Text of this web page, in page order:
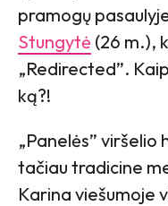
pramogų
Stungytė (26 m.),
„Redirected”.
ką?!
„Panelės” viršelio
tačiau tradicine
Karina viešumoje